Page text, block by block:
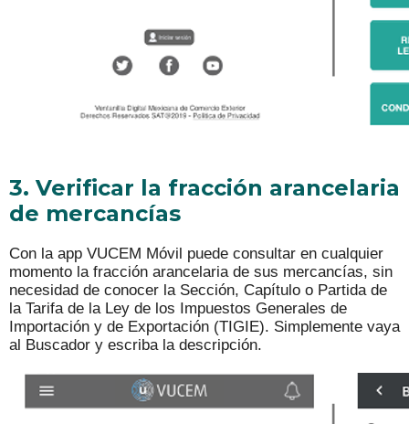
3. Verificar la fracción arancelaria
de mercancías
Con la app VUCEM Móvil puede consultar en cualquier
momento la fracción arancelaria de sus mercancías, sin
necesidad de conocer la Sección, Capítulo o Partida de
la Tarifa de la Ley de los Impuestos Generales de
Importación y de Exportación (TIGIE). Simplemente vaya
al Buscador y escriba la descripción.